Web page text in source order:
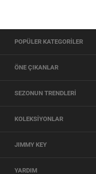
POPÜLER KATEGORİLER
ÖNE ÇIKANLAR
SEZONUN TRENDLERİ
KOLEKSİYONLAR
JIMMY KEY
YARDIM